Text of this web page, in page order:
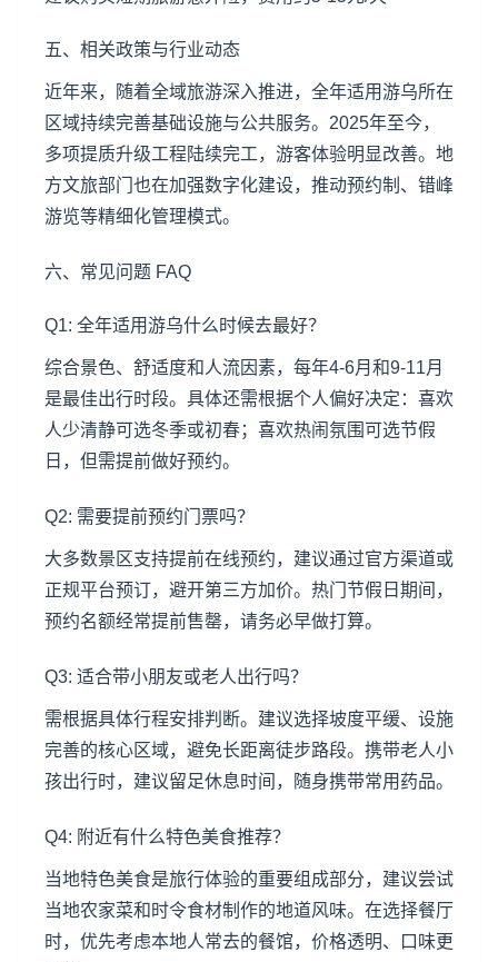
五、相关政策与行业动态
近年来，随着全域旅游深入推进，全年适用游乌所在
区域持续完善基础设施与公共服务。2025年至今，
多项提质升级工程陆续完工，游客体验明显改善。地
方文旅部门也在加强数字化建设，推动预约制、错峰
游览等精细化管理模式。
六、常见问题 FAQ
Q1: 全年适用游乌什么时候去最好？
综合景色、舒适度和人流因素，每年4-6月和9-11月
是最佳出行时段。具体还需根据个人偏好决定：喜欢
人少清静可选冬季或初春；喜欢热闹氛围可选节假
日，但需提前做好预约。
Q2: 需要提前预约门票吗？
大多数景区支持提前在线预约，建议通过官方渠道或
正规平台预订，避开第三方加价。热门节假日期间，
预约名额经常提前售罄，请务必早做打算。
Q3: 适合带小朋友或老人出行吗？
需根据具体行程安排判断。建议选择坡度平缓、设施
完善的核心区域，避免长距离徒步路段。携带老人小
孩出行时，建议留足休息时间，随身携带常用药品。
Q4: 附近有什么特色美食推荐？
当地特色美食是旅行体验的重要组成部分，建议尝试
当地农家菜和时令食材制作的地道风味。在选择餐厅
时，优先考虑本地人常去的餐馆，价格透明、口味更